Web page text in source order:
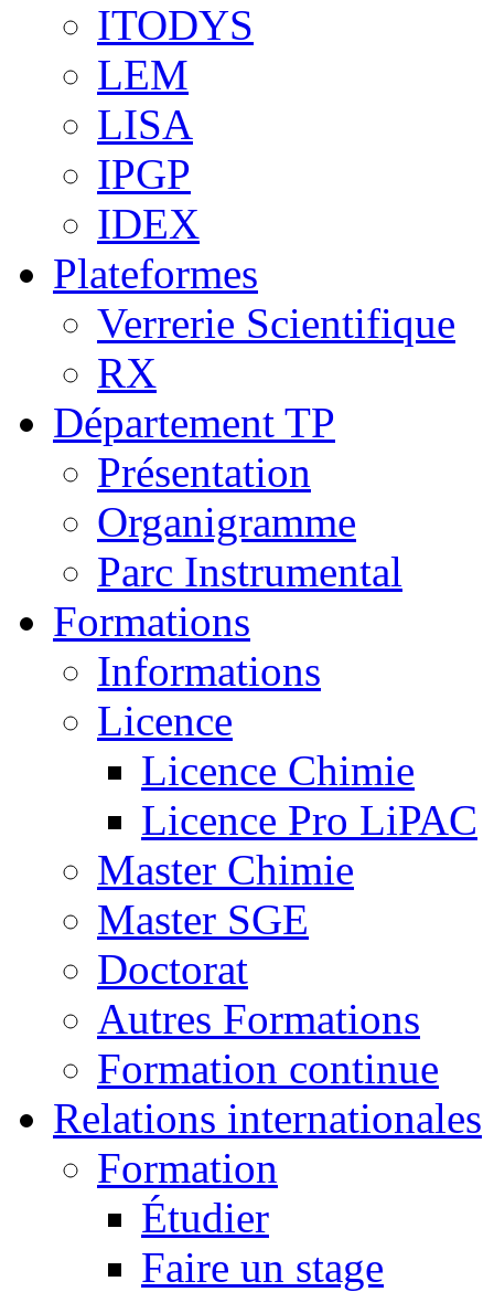
ITODYS
LEM
LISA
IPGP
IDEX
Plateformes
Verrerie Scientifique
RX
Département TP
Présentation
Organigramme
Parc Instrumental
Formations
Informations
Licence
Licence Chimie
Licence Pro LiPAC
Master Chimie
Master SGE
Doctorat
Autres Formations
Formation continue
Relations internationales
Formation
Étudier
Faire un stage